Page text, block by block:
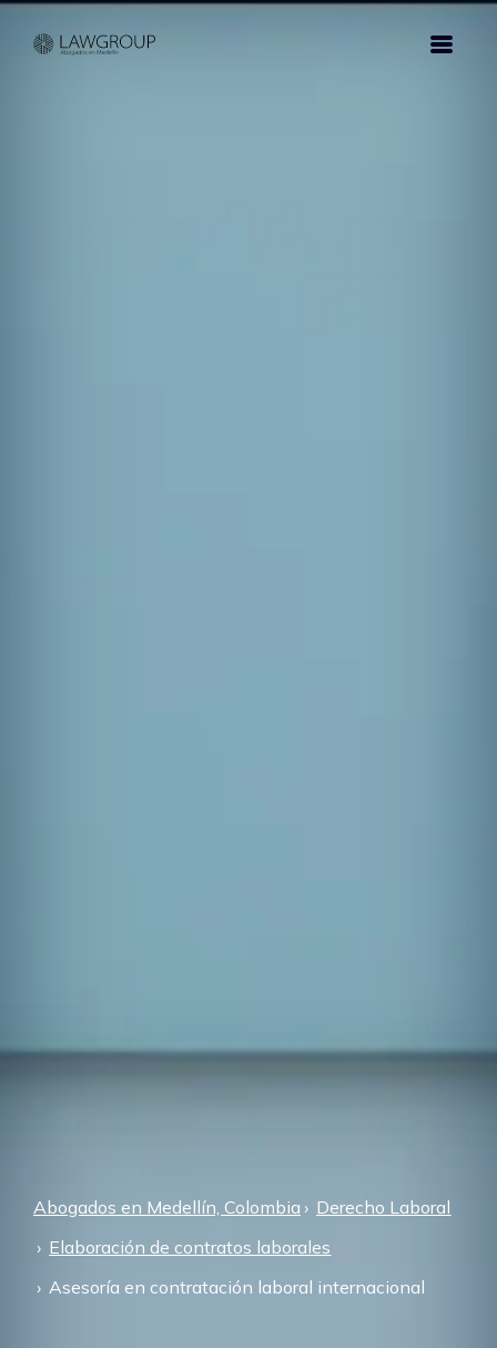
Abogados en Medellín, Colombia
Derecho Laboral
Elaboración de contratos laborales
Asesoría en contratación laboral internacional